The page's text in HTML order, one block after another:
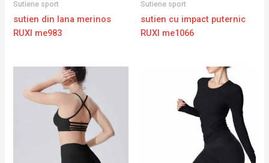
Sutiene sport
sutien din lana merinos
RUXI me983
Sutiene sport
sutien cu impact puternic
RUXI me1066